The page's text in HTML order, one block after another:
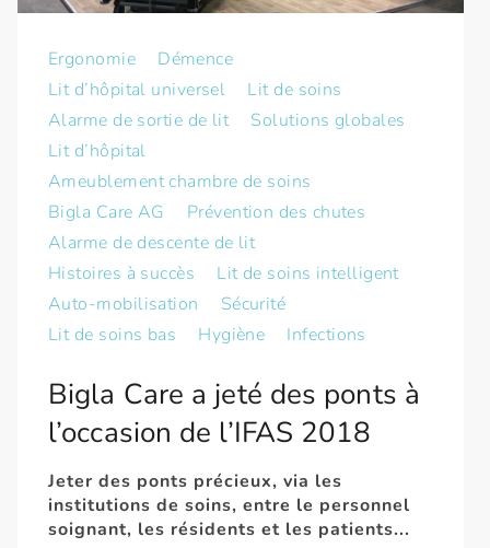
Ergonomie
Démence
Lit d’hôpital universel
Lit de soins
Alarme de sortie de lit
Solutions globales
Lit d’hôpital
Ameublement chambre de soins
Bigla Care АG
Prévention des chutes
Alarme de descente de lit
Histoires à succès
Lit de soins intelligent
Auto-mobilisation
Sécurité
Lit de soins bas
Hygiène Infections
Bigla Care a jeté des ponts à
l’occasion de l’IFAS 2018
Jeter des ponts précieux, via les
institutions de soins, entre le personnel
soignant, les résidents et les patients...